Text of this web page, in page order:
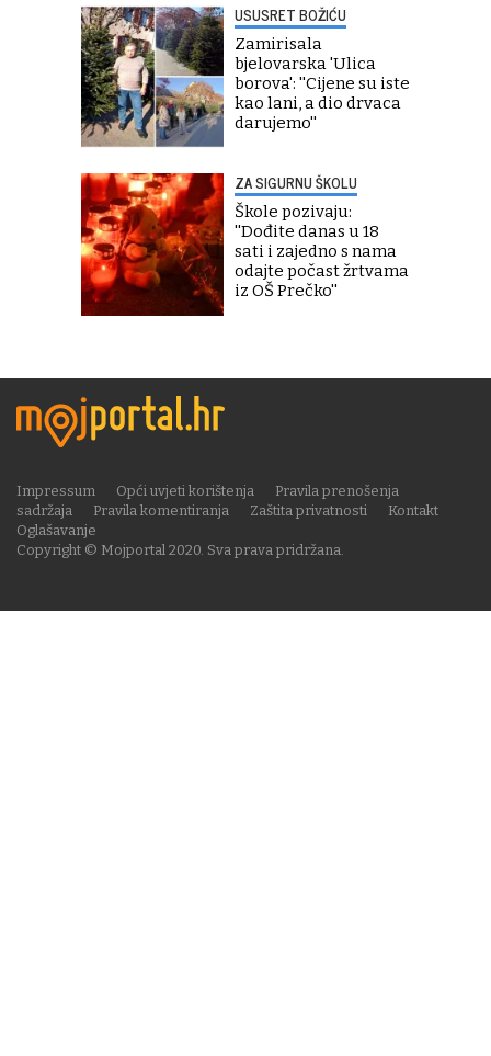
USUSRET BOŽIĆU
Zamirisala
bjelovarska 'Ulica
borova': ''Cijene su iste
kao lani, a dio drvaca
darujemo''
ZA SIGURNU ŠKOLU
Škole pozivaju:
''Dođite danas u 18
sati i zajedno s nama
odajte počast žrtvama
iz OŠ Prečko''
Copyright © Mojportal 2020. Sva prava pridržana.
Impressum Opći uvjeti korištenja
Pravila prenošenja
sadržaja
Pravila komentiranja Zaštita privatnosti
Kontakt
Oglašavanje